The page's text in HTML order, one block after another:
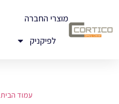
מוצרי החברה
לפיקניק
עמוד הבית